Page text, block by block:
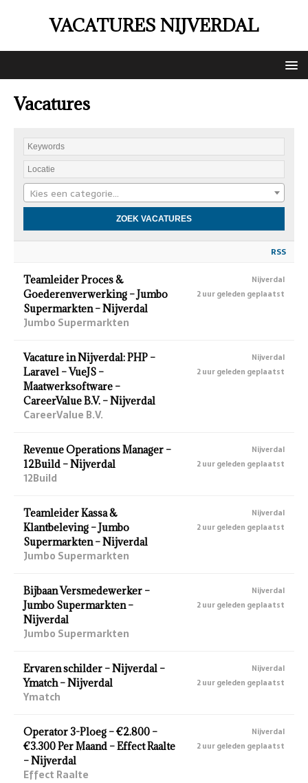
VACATURES NIJVERDAL
Vacatures
Kies een categorie…
RSS
Teamleider Proces &
Goederenverwerking – Jumbo
Supermarkten – Nijverdal
Jumbo Supermarkten
Nijverdal
2 uur geleden geplaatst
Vacature in Nijverdal: PHP –
Laravel – VueJS –
Maatwerksoftware –
CareerValue B.V. – Nijverdal
CareerValue B.V.
Nijverdal
2 uur geleden geplaatst
Revenue Operations Manager –
12Build – Nijverdal
12Build
Nijverdal
2 uur geleden geplaatst
Teamleider Kassa &
Klantbeleving – Jumbo
Supermarkten – Nijverdal
Jumbo Supermarkten
Nijverdal
2 uur geleden geplaatst
Bijbaan Versmedewerker –
Jumbo Supermarkten –
Nijverdal
Jumbo Supermarkten
Nijverdal
2 uur geleden geplaatst
Ervaren schilder – Nijverdal –
Ymatch – Nijverdal
Ymatch
Nijverdal
2 uur geleden geplaatst
Operator 3-Ploeg – €2.800 –
€3.300 Per Maand – Effect Raalte
– Nijverdal
Effect Raalte
Nijverdal
2 uur geleden geplaatst